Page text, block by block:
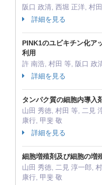
阪口 政清, 西堀 正洋, 村
詳細を見る
PINK1のユビキチン化ア
利用
許 南浩, 村田 等, 阪口 政
詳細を見る
タンパク質の細胞内導入
山田 秀徳, 村田 等, 二見
康行, 甲斐 敬
詳細を見る
細胞増殖剤及び細胞の増
山田 秀徳, 二見 淳一郎,
康行, 甲斐 敬